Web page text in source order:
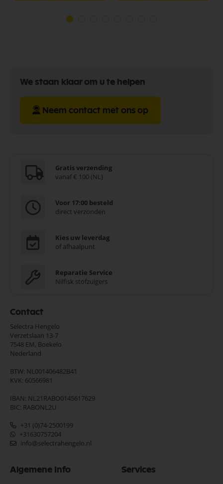
We staan klaar om u te helpen
Neem contact met ons op
Gratis verzending
vanaf € 100 (NL)
Voor 17:00 besteld
direct verzonden
Kies uw leverdag
of afhaalpunt
Reparatie Service
Nilfisk stofzuigers
Contact
Selectra Hengelo
Verzetslaan 13-7
7548 EM, Boekelo
Nederland
BTW: NL001406482B41
KVK: 60566981
IBAN: NL21RABO0145617629
BIC: RABONL2U
+31 (0)74-2500199
+31630757204
info@selectrahengelo.nl
Algemene Info Services